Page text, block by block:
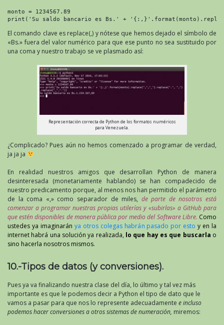
monto = 1234567.89
print('Su saldo bancario es Bs.' +
El comando clave es replace(,) y nótese que hemos dejado el símbolo de
«Bs.» fuera del valor numérico para que ese punto no sea sustituido por
una coma y nuestro trabajo se ve plasmado así:
Representación correcta de Python de los formatos numéricos
para Venezuela.
¿Complicado? Pues aún no hemos comenzado a programar de verdad,
ja ja ja
En realidad nuestros amigos que desarrollan Python de manera
desinteresada (monetariamente hablando) se han compadecido de
nuestro predicamento porque, al menos nos han permitido el parámetro
de la coma «,» como separador de miles, de parte de nosotros está
comenzar a programar nuestras propias utilerías y «subirlas» a GitHub para
que estén disponibles de manera pública por medio del Software Libre. Como
ustedes ya imaginarán ya otros colegas habrán pasado por esto y en la
internet habrá una solución ya realizada, lo que hay es que buscarla o
sino hacerla nosotros mismos.
10.-Tipos de datos (y conversiones).
Pues ya va finalizando nuestra clase del día, lo último y tal vez más
importante es que le podemos decir a Python el tipo de dato que le
vamos a pasar para que nos lo represente adecuadamente e incluso
podemos hacer conversiones a otros sistemas de numeración, miremos: